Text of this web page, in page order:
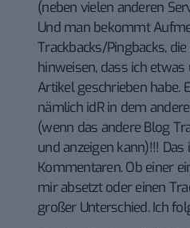
(neben vielen anderen
Und man bekommt
Trackbacks/Pingbacks,
hinweisen, dass ich
Artikel geschrieben habe.
nämlich idR in dem
(wenn das andere Blog
und anzeigen kann)!!! Das
Kommentaren. Ob einer
mir absetzt oder einen
großer Unterschied. Ich